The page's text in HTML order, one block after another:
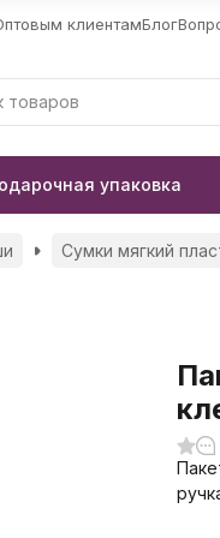
клиентамБлог
упаковка
Сумки мягкий